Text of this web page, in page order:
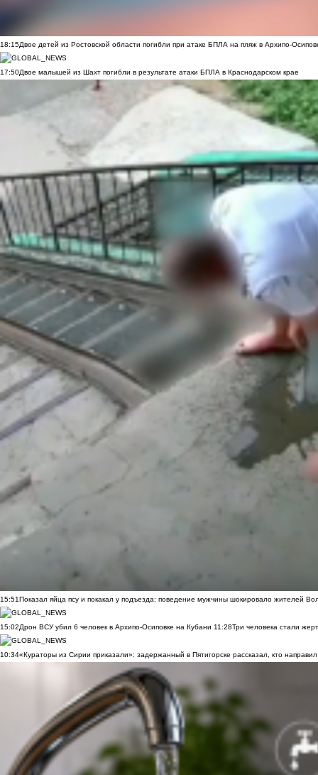
18:15Двое детей из Ростовской области погибли при атаке БПЛА на пляж в Архипо-
17:50Двое малышей из Шахт погибли в результате атаки БПЛА в Краснодарском крае
15:51Показал яйца псу и покакал у подъезда: поведение мужчины шокировало жителей
15:02Дрон ВСУ убил 6 человек в Архипо-Осиповке на Кубани 11:28Три человека стали
10:34«Кураторы из Сирии приказали»: задержанный в Пятигорске рассказал, кто направил